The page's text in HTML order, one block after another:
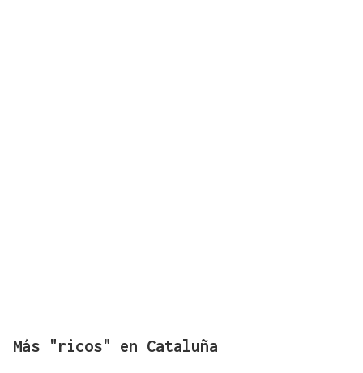
Más "ricos" en Cataluña